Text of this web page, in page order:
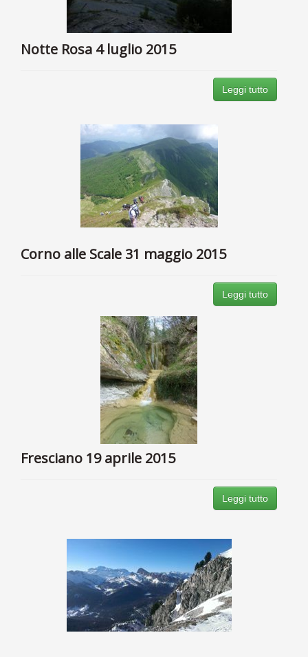
Notte Rosa 4 luglio 2015
Leggi tutto
Corno alle Scale 31 maggio 2015
Leggi tutto
Fresciano 19 aprile 2015
Leggi tutto